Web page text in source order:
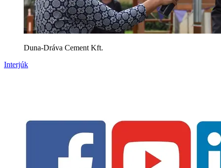
Duna-Dráva Cement Kft.
Interjúk